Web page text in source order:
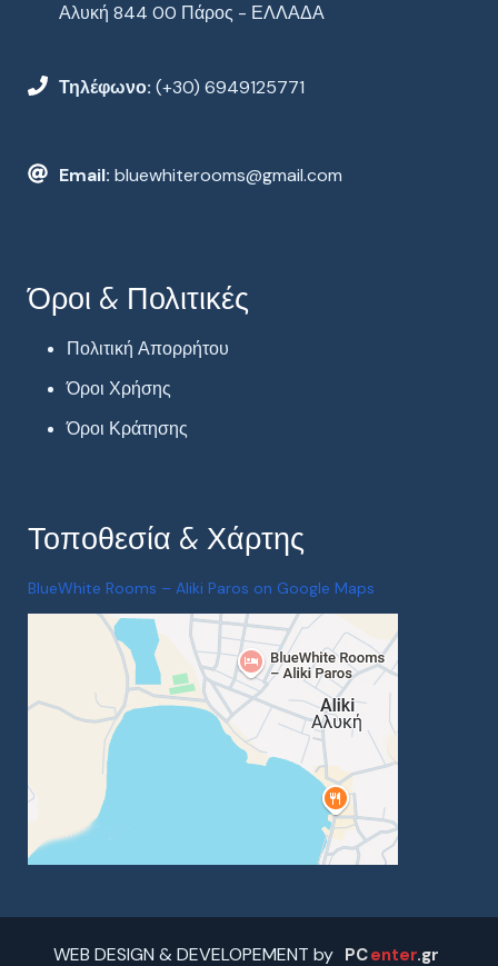
Αλυκή 844 00 Πάρος - ΕΛΛΑΔΑ
Τηλέφωνο: (+30) 6949125771
Email: bluewhiterooms@gmail.com
Όροι & Πολιτικές
Πολιτική Απορρήτου
Όροι Χρήσης
Όροι Κράτησης
Τοποθεσία & Χάρτης
BlueWhite Rooms – Aliki Paros on Google Maps
WEB DESIGN & DEVELOPEMENT by PCenter.gr